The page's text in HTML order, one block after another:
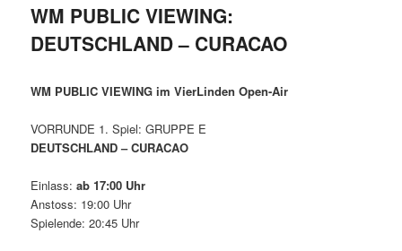
WM PUBLIC VIEWING:
DEUTSCHLAND – CURACAO
WM PUBLIC VIEWING im VierLinden Open-Air
VORRUNDE 1. Spiel: GRUPPE E
DEUTSCHLAND – CURACAO
Einlass:ab 17:00 Uhr
Anstoss: 19:00 Uhr
Spielende: 20:45 Uhr